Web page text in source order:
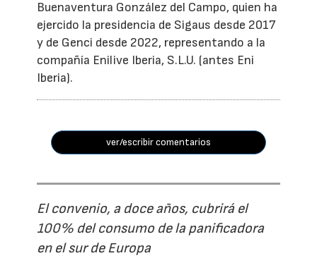
Buenaventura González del Campo, quien ha
ejercido la presidencia de Sigaus desde 2017
y de Genci desde 2022, representando a la
compañía Enilive Iberia, S.L.U. (antes Eni
Iberia).
ver/escribir comentarios
El convenio, a doce años, cubrirá el
100% del consumo de la panificadora
en el sur de Europa